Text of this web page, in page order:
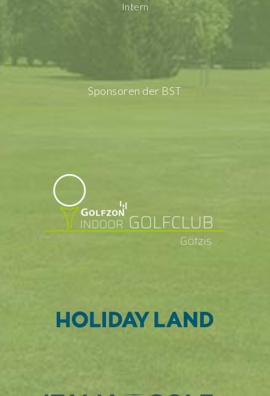
Intern
Sponsoren der BST